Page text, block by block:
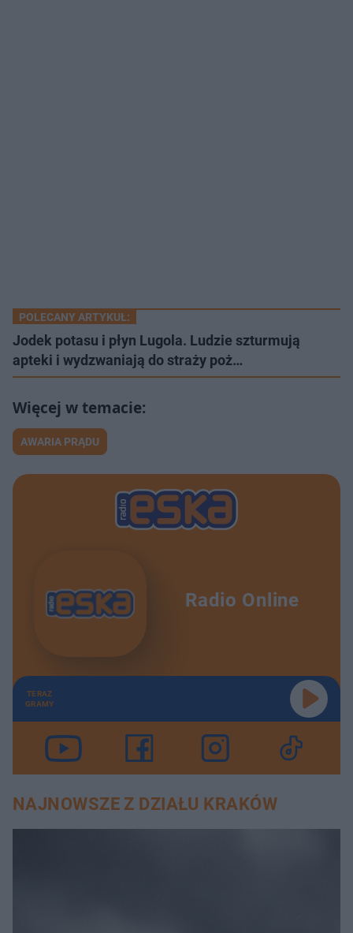
POLECANY ARTYKUŁ:
Jodek potasu i płyn Lugola. Ludzie szturmują
apteki i wydzwaniają do straży poż…
AWARIA PRĄDU
Radio Online
TERAZ
GRAMY
NAJNOWSZE Z DZIAŁU KRAKÓW